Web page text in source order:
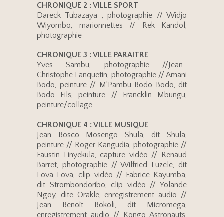
CHRONIQUE 2 : VILLE SPORT
Dareck Tubazaya , photographie // Widjo
Wiyombo, marionnettes // Rek Kandol,
photographie
CHRONIQUE 3 : VILLE PARAITRE
Yves Sambu, photographie //Jean-
Christophe Lanquetin, photographie // Amani
Bodo, peinture // M’Pambu Bodo Bodo, dit
Bodo Fils, peinture // Francklin Mbungu,
peinture/collage
CHRONIQUE 4 : VILLE MUSIQUE
Jean Bosco Mosengo Shula, dit Shula,
peinture // Roger Kangudia, photographie //
Faustin Linyekula, capture vidéo // Renaud
Barret, photographie // Wilfried Luzele, dit
Lova Lova, clip vidéo // Fabrice Kayumba,
dit Strombondoribo, clip vidéo // Yolande
Ngoy, dite Orakle, enregistrement audio //
Jean Benoît Bokoli, dit Micromega,
enregistrement audio // Kongo Astronauts,